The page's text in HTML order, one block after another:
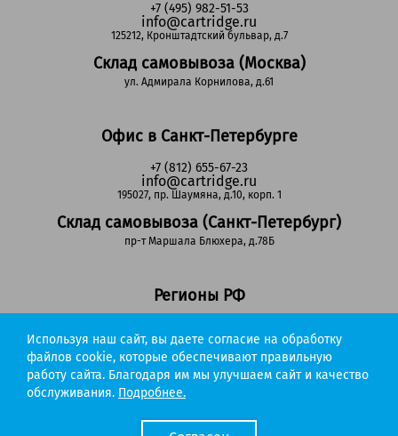
+7 (495) 982-51-53
info@cartridge.ru
125212, Кронштадтский бульвар, д.7
Склад самовывоза (Москва)
ул. Адмирала Корнилова, д.61
Офис в Санкт-Петербурге
+7 (812) 655-67-23
info@cartridge.ru
195027, пр. Шаумяна, д.10, корп. 1
Склад самовывоза (Санкт-Петербург)
пр-т Маршала Блюхера, д.78Б
Регионы РФ
(звонок бесплатный)
info@cartridge.ru
Cartridge.ru 2012-2026. Все права защищены
Используя наш сайт, вы даете согласие на обработку
файлов cookie, которые обеспечивают правильную
работу сайта. Благодаря им мы улучшаем сайт и качество
обслуживания. Подробнее.